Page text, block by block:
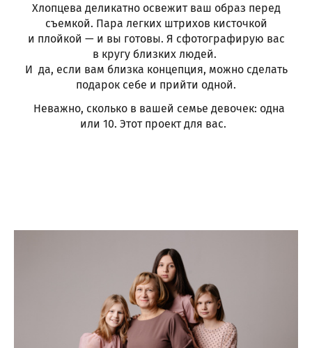
Хлопцева деликатно освежит ваш образ перед
съемкой. Пара легких штрихов кисточкой
и плойкой — и вы готовы. Я сфотографирую вас
в кругу близких людей.
И да, если вам близка концепция, можно сделать
подарок себе и прийти одной.
Неважно, сколько в вашей семье девочек: одна
или 10. Этот проект для вас.